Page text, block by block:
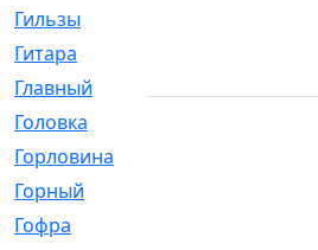
Гильзы
Гитара
Главный
Головка
Горловина
Горный
Гофра